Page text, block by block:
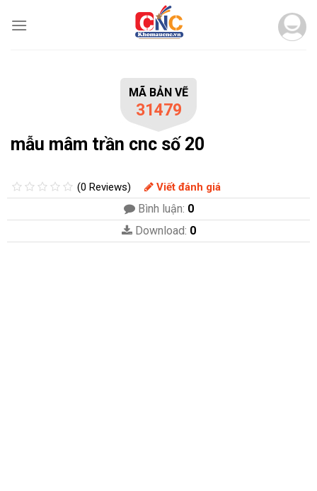
MÃ BẢN VẼ
31479
mẫu mâm trần cnc số 20
(0 Reviews) Viết đánh giá
Bình luận: 0
Download: 0